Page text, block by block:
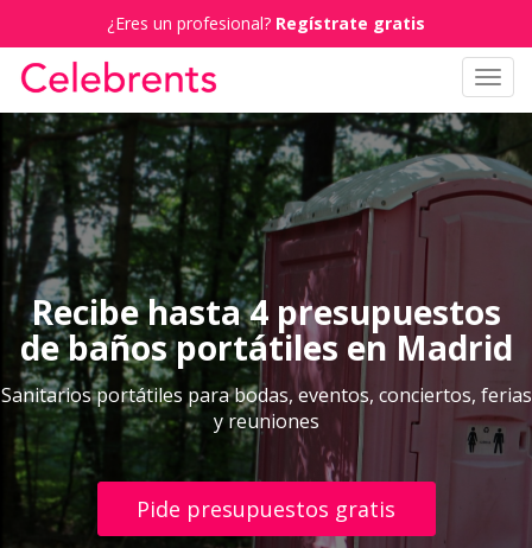
¿Eres un profesional? Regístrate gratis
Recibe hasta 4 presupuestos
de baños portátiles en Madrid
Sanitarios portátiles para bodas, eventos, conciertos, ferias
y reuniones
Pide presupuestos gratis